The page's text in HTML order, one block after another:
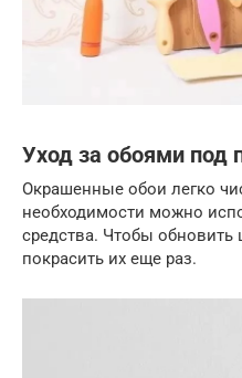
Уход за обоями под
Окрашенные обои легко
необходимости можно
средства. Чтобы обновить
покрасить их еще раз.